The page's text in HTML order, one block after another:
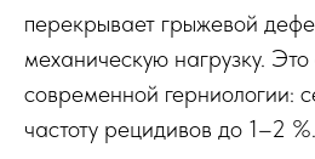
перекрывает грыжевой
механическую нагрузку.
современной герниологии:
частоту рецидивов до 1–2